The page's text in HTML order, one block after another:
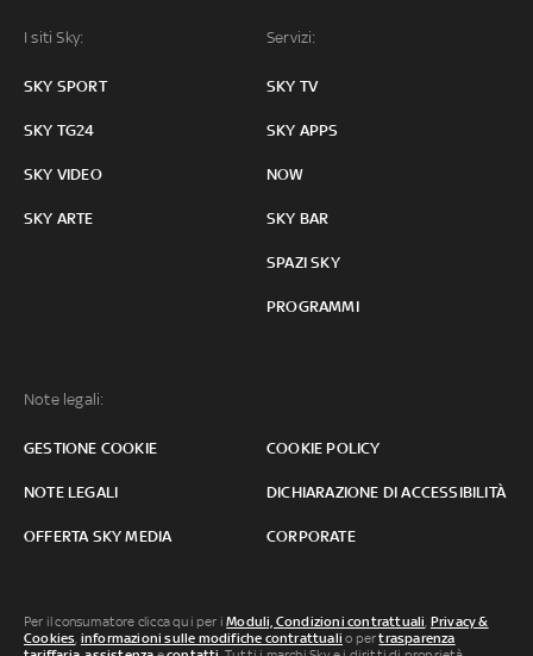
I siti Sky:
SKY SPORT
SKY TG24
SKY VIDEO
SKY ARTE
Servizi:
SKY TV
SKY APPS
NOW
SKY BAR
SPAZI SKY
PROGRAMMI
Note legali:
GESTIONE COOKIE COOKIE POLICY
NOTE LEGALI DICHIARAZIONE DI ACCESSIBILITÀ
OFFERTA SKY MEDIA CORPORATE
Per il consumatore clicca qui per iModuli, Condizioni contrattuali, Privacy &
Cookies, informazioni sulle modifiche contrattuali o pertrasparenza